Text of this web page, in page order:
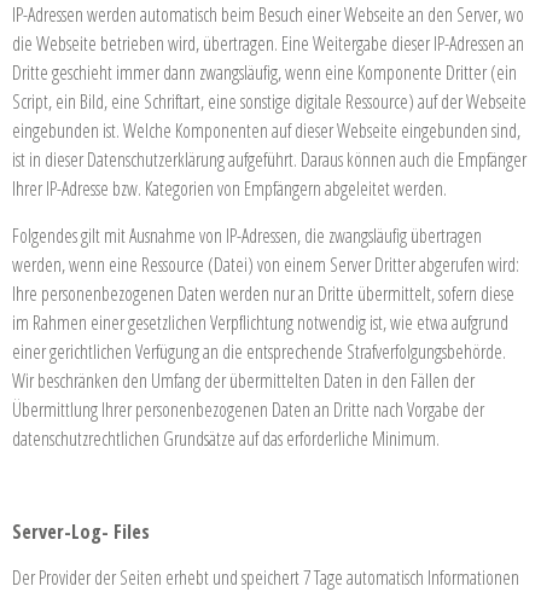
IP-Adressen werden automatisch beim Besuch einer Webseite an den Server, wo
die Webseite betrieben wird, übertragen. Eine Weitergabe dieser IP-Adressen an
Dritte geschieht immer dann zwangsläufig, wenn eine Komponente Dritter (ein
Script, ein Bild, eine Schriftart, eine sonstige digitale Ressource) auf der Webseite
eingebunden ist. Welche Komponenten auf dieser Webseite eingebunden sind,
ist in dieser Datenschutzerklärung aufgeführt. Daraus können auch die Empfänger
Ihrer IP-Adresse bzw. Kategorien von Empfängern abgeleitet werden.
Folgendes gilt mit Ausnahme von IP-Adressen, die zwangsläufig übertragen
werden, wenn eine Ressource (Datei) von einem Server Dritter abgerufen wird:
Ihre personenbezogenen Daten werden nur an Dritte übermittelt, sofern diese
im Rahmen einer gesetzlichen Verpflichtung notwendig ist, wie etwa aufgrund
einer gerichtlichen Verfügung an die entsprechende Strafverfolgungsbehörde.
Wir beschränken den Umfang der übermittelten Daten in den Fällen der
Übermittlung Ihrer personenbezogenen Daten an Dritte nach Vorgabe der
datenschutzrechtlichen Grundsätze auf das erforderliche Minimum.
Server-Log- Files
Der Provider der Seiten erhebt und speichert 7 Tage automatisch Informationen